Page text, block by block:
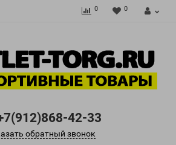
0 0
42-33
обратный звонок